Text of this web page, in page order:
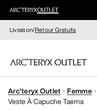
Livraison/Retour Gratuits
FEMME
Arc'teryx Outlet Femme
Veste À Capuche Taema